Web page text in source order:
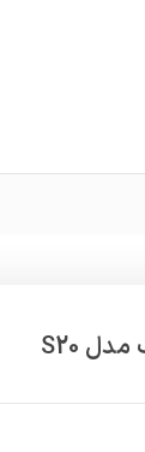
اس اس دی اینترنال ادلینک مدل S20